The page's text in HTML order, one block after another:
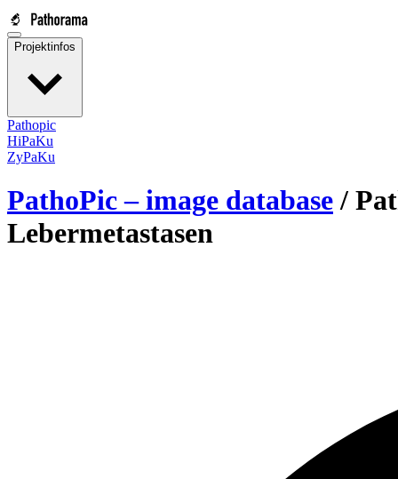
Projektinfos
Pathopic
HiPaKu
ZyPaKu
PathoPic – image database /
Lebermetastasen